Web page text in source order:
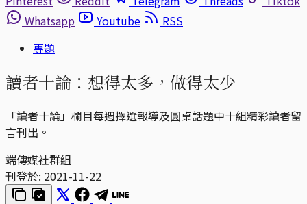
Whatsapp
Youtube
RSS
專題
讀者十論：想得太多，做得太少
「讀者十論」欄目每週擇選報導及圓桌話題中十組精彩讀者留
言刊出。
端傳媒社群組
刊登於: 2021-11-22